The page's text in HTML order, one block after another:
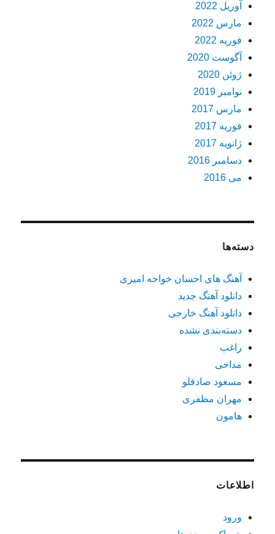
آوریل 2022
مارس 2022
فوریه 2022
آگوست 2020
ژوئن 2020
نوامبر 2019
مارس 2017
فوریه 2017
ژانویه 2017
دسامبر 2016
می 2016
دسته‌ها
آهنگ های احسان خواجه امیری
دانلود آهنگ جدید
دانلود آهنگ خارجی
دسته‌بندی نشده
راغب
مداحی
مسعود صادقلو
مهران مظفری
هامون
اطلاعات
ورود